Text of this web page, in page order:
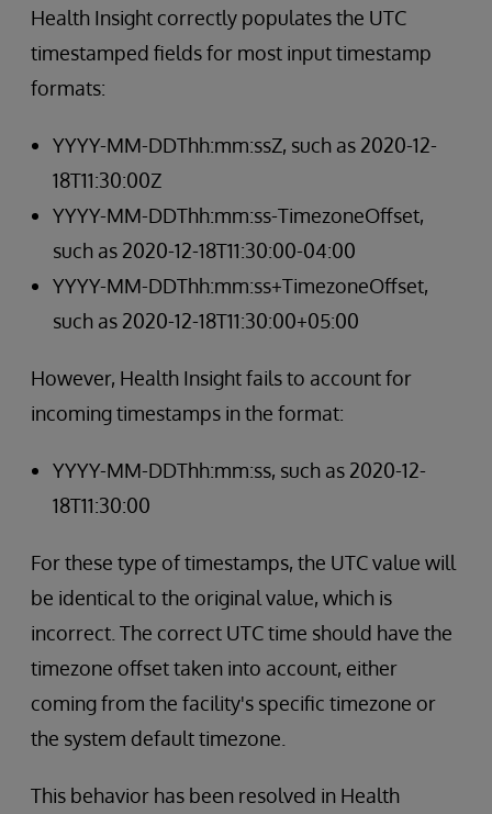
Health Insight correctly populates the UTC
timestamped fields for most input timestamp
formats:
YYYY-MM-DDThh:mm:ssZ, such as 2020-12-
18T11:30:00Z
YYYY-MM-DDThh:mm:ss-TimezoneOffset,
such as 2020-12-18T11:30:00-04:00
YYYY-MM-DDThh:mm:ss+TimezoneOffset,
such as 2020-12-18T11:30:00+05:00
However, Health Insight fails to account for
incoming timestamps in the format:
YYYY-MM-DDThh:mm:ss, such as 2020-12-
18T11:30:00
For these type of timestamps, the UTC value will
be identical to the original value, which is
incorrect. The correct UTC time should have the
timezone offset taken into account, either
coming from the facility's specific timezone or
the system default timezone.
This behavior has been resolved in Health